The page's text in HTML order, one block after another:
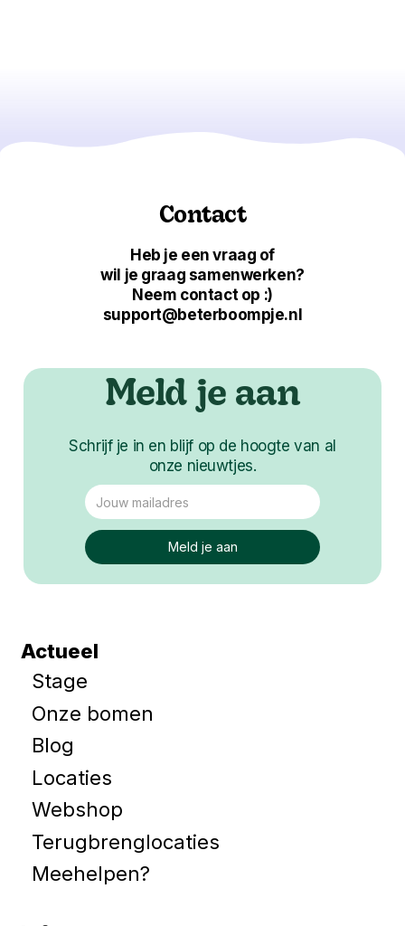
Contact
Heb je een vraag of
wil je graag samenwerken?
Neem contact op :)
support@beterboompje.nl
Meld je aan
Schrijf je in en blijf op de hoogte van al
onze nieuwtjes.
Actueel
Stage
Onze bomen
Blog
Locaties
Webshop
Terugbrenglocaties
Meehelpen?